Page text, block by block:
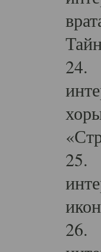
24.
25.
26.